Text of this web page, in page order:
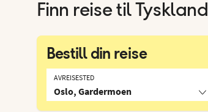
Finn reise tilTyskland
Bestill din reise
AVREISESTED
Oslo, Gardermoen